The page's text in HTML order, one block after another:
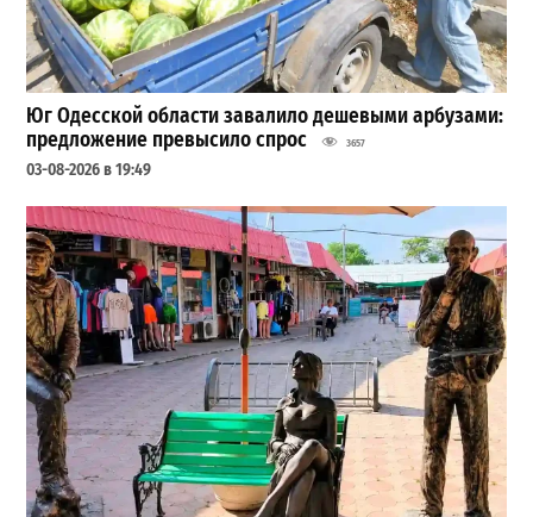
Юг Одесской области завалило дешевыми арбузами:
предложение превысило спрос
3657
03-08-2026 в 19:49